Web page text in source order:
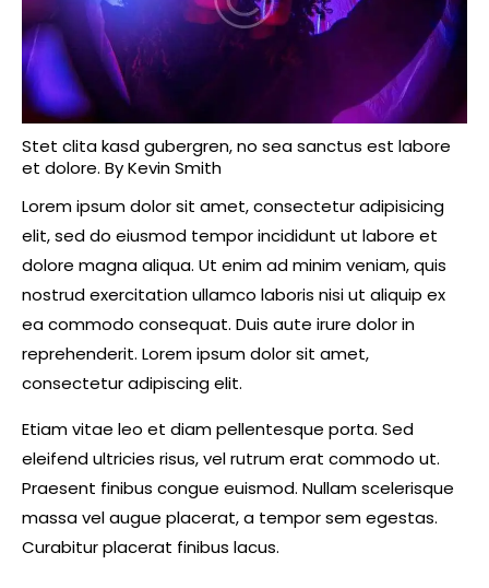
Stet clita kasd gubergren, no sea sanctus est labore
et dolore. ByKevin Smith
Lorem ipsum dolor sit amet, consectetur adipisicing
elit, sed do eiusmod tempor incididunt ut labore et
dolore magna aliqua. Ut enim ad minim veniam, quis
nostrud exercitation ullamco laboris nisi ut aliquip ex
ea commodo consequat. Duis aute irure dolor in
reprehenderit. Lorem ipsum dolor sit amet,
consectetur adipiscing elit.
Etiam vitae leo et diam pellentesque porta. Sed
eleifend ultricies risus, vel rutrum erat commodo ut.
Praesent finibus congue euismod. Nullam scelerisque
massa vel augue placerat, a tempor sem egestas.
Curabitur placerat finibus lacus.